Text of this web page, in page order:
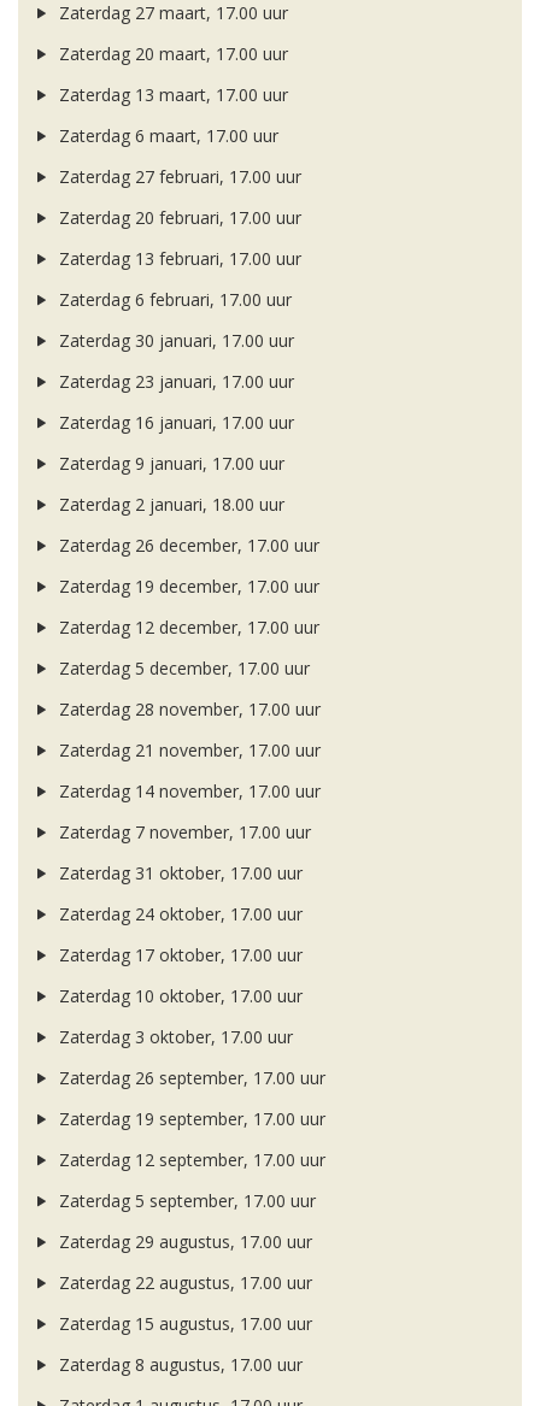
Zaterdag 27 maart, 17.00 uur
Zaterdag 20 maart, 17.00 uur
Zaterdag 13 maart, 17.00 uur
Zaterdag 6 maart, 17.00 uur
Zaterdag 27 februari, 17.00 uur
Zaterdag 20 februari, 17.00 uur
Zaterdag 13 februari, 17.00 uur
Zaterdag 6 februari, 17.00 uur
Zaterdag 30 januari, 17.00 uur
Zaterdag 23 januari, 17.00 uur
Zaterdag 16 januari, 17.00 uur
Zaterdag 9 januari, 17.00 uur
Zaterdag 2 januari, 18.00 uur
Zaterdag 26 december, 17.00 uur
Zaterdag 19 december, 17.00 uur
Zaterdag 12 december, 17.00 uur
Zaterdag 5 december, 17.00 uur
Zaterdag 28 november, 17.00 uur
Zaterdag 21 november, 17.00 uur
Zaterdag 14 november, 17.00 uur
Zaterdag 7 november, 17.00 uur
Zaterdag 31 oktober, 17.00 uur
Zaterdag 24 oktober, 17.00 uur
Zaterdag 17 oktober, 17.00 uur
Zaterdag 10 oktober, 17.00 uur
Zaterdag 3 oktober, 17.00 uur
Zaterdag 26 september, 17.00 uur
Zaterdag 19 september, 17.00 uur
Zaterdag 12 september, 17.00 uur
Zaterdag 5 september, 17.00 uur
Zaterdag 29 augustus, 17.00 uur
Zaterdag 22 augustus, 17.00 uur
Zaterdag 15 augustus, 17.00 uur
Zaterdag 8 augustus, 17.00 uur